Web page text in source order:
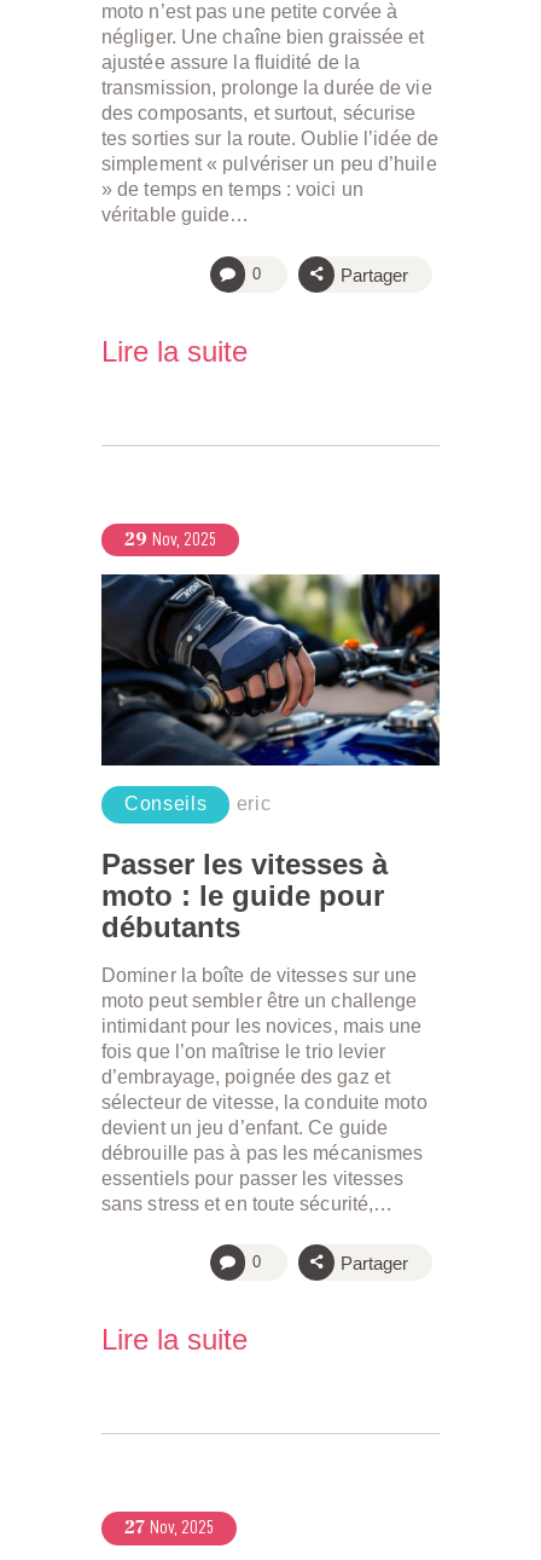
moto n’est pas une petite corvée à
négliger. Une chaîne bien graissée et
ajustée assure la fluidité de la
transmission, prolonge la durée de vie
des composants, et surtout, sécurise
tes sorties sur la route. Oublie l’idée de
simplement « pulvériser un peu d’huile
» de temps en temps : voici un
véritable guide…
0 Partager
Lire la suite
29 Nov, 2025
Conseils eric
Passer les vitesses à
moto : le guide pour
débutants
Dominer la boîte de vitesses sur une
moto peut sembler être un challenge
intimidant pour les novices, mais une
fois que l’on maîtrise le trio levier
d’embrayage, poignée des gaz et
sélecteur de vitesse, la conduite moto
devient un jeu d’enfant. Ce guide
débrouille pas à pas les mécanismes
essentiels pour passer les vitesses
sans stress et en toute sécurité,…
0 Partager
Lire la suite
27 Nov, 2025